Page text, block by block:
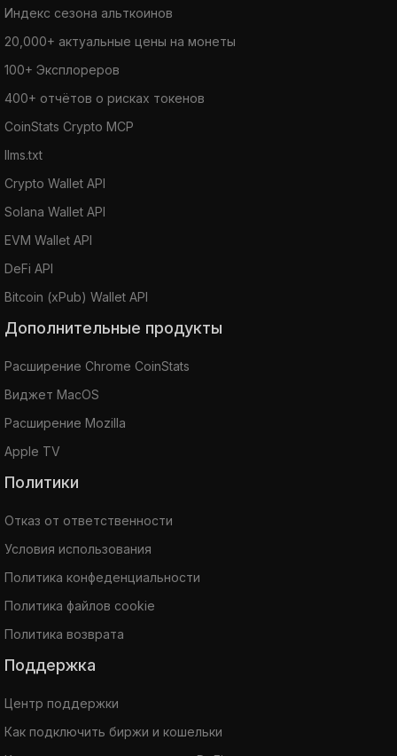
Индекс сезона альткоинов
20,000+ актуальные цены на монеты
100+ Эксплореров
400+ отчётов о рисках токенов
CoinStats Crypto MCP
llms.txt
Crypto Wallet API
Solana Wallet API
EVM Wallet API
DeFi API
Bitcoin (xPub) Wallet API
Дополнительные продукты
Расширение Chrome CoinStats
Виджет MacOS
Расширение Mozilla
Apple TV
Политики
Отказ от ответственности
Условия использования
Политика конфеденциальности
Политика файлов cookie
Политика возврата
Поддержка
Центр поддержки
Как подключить биржи и кошельки